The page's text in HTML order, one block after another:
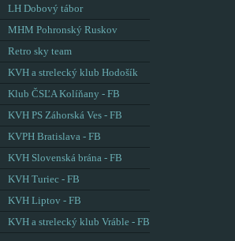
LH Dobový tábor
MHM Pohronský Ruskov
Retro sky team
KVH a strelecký klub Hodošík
Klub ČSĽA Kolíňany - FB
KVH PS Záhorská Ves - FB
KVPH Bratislava - FB
KVH Slovenská brána - FB
KVH Turiec - FB
KVH Liptov - FB
KVH a strelecký klub Vráble - FB